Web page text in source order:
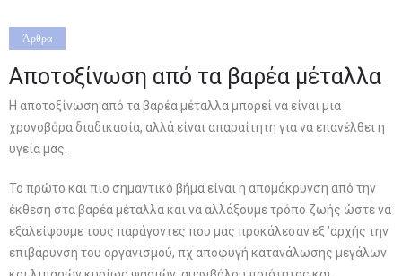
Άρθρα
Αποτοξίνωση από τα βαρέα μέταλλα
Η αποτοξίνωση από τα βαρέα μέταλλα μπορεί να είναι μια
χρονοβόρα διαδικασία, αλλά είναι απαραίτητη για να επανέλθει η
υγεία μας.
Το πρώτο και πιο σημαντικό βήμα είναι η απομάκρυνση από την
έκθεση στα βαρέα μέταλλα και να αλλάξουμε τρόπο ζωής ώστε να
εξαλείψουμε τους παράγοντες που μας προκάλεσαν εξ ’αρχής την
επιβάρυνση του οργανισμού, πχ αποφυγή κατανάλωσης μεγάλων